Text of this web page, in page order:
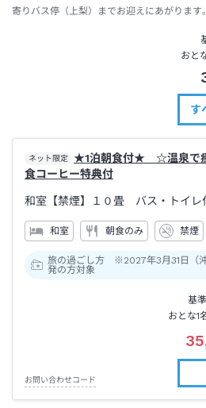
寄りバス停（上梨）までお迎えにあがりま
おと
す
ネット限定
★1泊朝食付★ ☆温泉で
食コーヒー特典付
和室【禁煙】１０畳 バス・トイレ
和室 朝食のみ 禁煙
旅の過ごし方 ※2027年3月31日（
発の方対象
基
おとな1
お問い合わせコード